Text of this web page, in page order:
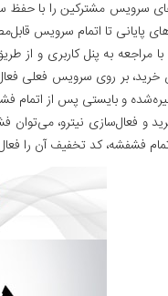
پایانی تا اتمام سرویس
مراجعه به پنل کاربری و از
بر روی سرویس فعلی فعال
و بایستی پس از اتمام
و فعال‌سازی نیترو، می‌توان
فشفشه، کد تخفیف آن را